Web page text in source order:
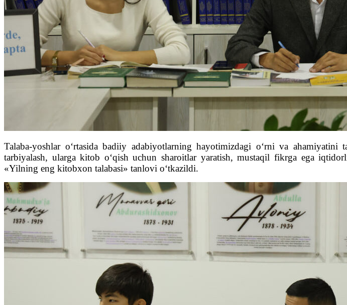
Talaba-yoshlar o‘rtasida badiiy adabiyotlarning hayotimizdagi o‘rni va
tarbiyalash, ularga kitob o‘qish uchun sharoitlar yaratish, mustaqil fikrga ega
«Yilning eng kitobxon talabasi» tanlovi o‘tkazildi.